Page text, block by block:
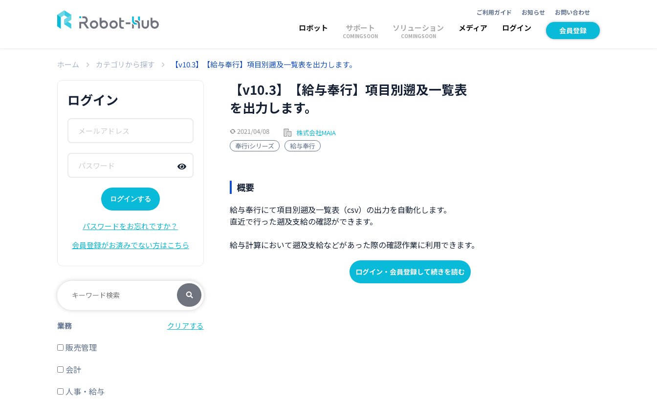
会員登録
ご利用ガイド お知らせ お問い合わせ
ロボット サポート
COMINGSOON
ソリューション
COMINGSOON
メディア ログイン
ホーム カテゴリから探す 【v10.3】【給与奉行】項目別遡及一覧表を出力します。
【v10.3】【給与奉行】項目別遡及一覧表
を出力します。
2021/04/08
株式会社MAIA
奉行iシリーズ
給与奉行
概要
給与奉行にて項目別遡及一覧表（csv）の出力を自動化します。
直近で行った遡及支給の確認ができます。
給与計算において遡及支給などがあった際の確認作業に利用できます。
ログイン・会員登録して続きを読む
ログイン
ログインする
パスワードをお忘れですか？
会員登録がお済みでない方はこちら
業務 クリアする
販売管理
会計
人事・給与